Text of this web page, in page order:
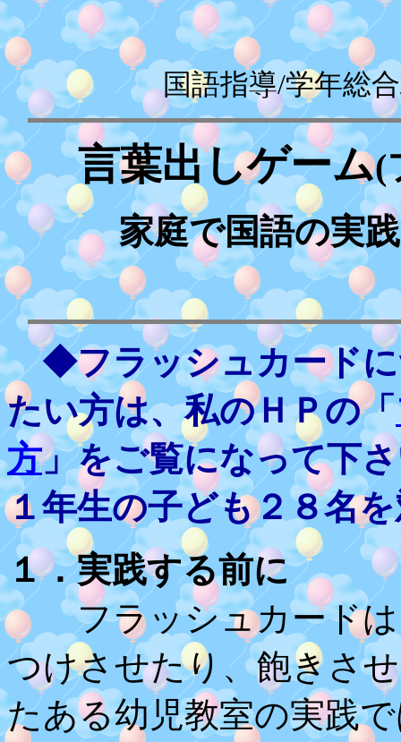
国語指導/学年総合/
言葉出しゲーム(
家庭で国語の実
◆フラッシュカード
たい方は、私のＨＰの「
方」をご覧になって下
１年生の子ども２８名
１．実践する前に
フラッシュカード
つけさせたり、飽きさ
たある幼児教室の実践